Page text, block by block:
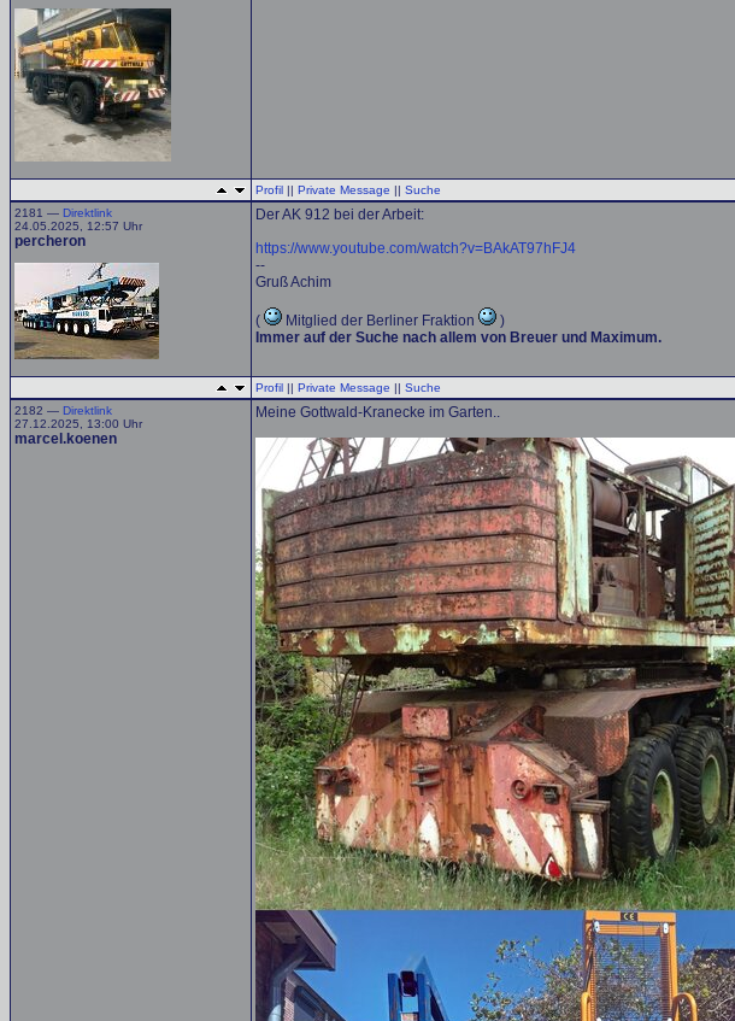
Profil || Private Message || Suche
2181 — Direktlink
24.05.2025, 12:57 Uhr
percheron
Der AK 912 bei der Arbeit:
https://www.youtube.com/watch?v=BAkAT97hFJ4
--
Gruß Achim
( Mitglied der Berliner Fraktion
)
Immer auf der Suche nach allem von Breuer und Maximum.
Profil || Private Message || Suche
2182 — Direktlink
27.12.2025, 13:00 Uhr
marcel.koenen
Meine Gottwald-Kranecke im Garten..